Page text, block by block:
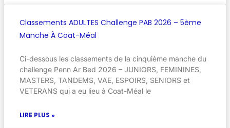
Classements ADULTES Challenge PAB 2026 – 5ème
Manche À Coat-Méal
Ci-dessous les classements de la cinquième manche du
challenge Penn Ar Bed 2026 – JUNIORS, FEMININES,
MASTERS, TANDEMS, VAE, ESPOIRS, SENIORS et
VETERANS qui a eu lieu à Coat-Méal le
LIRE PLUS »